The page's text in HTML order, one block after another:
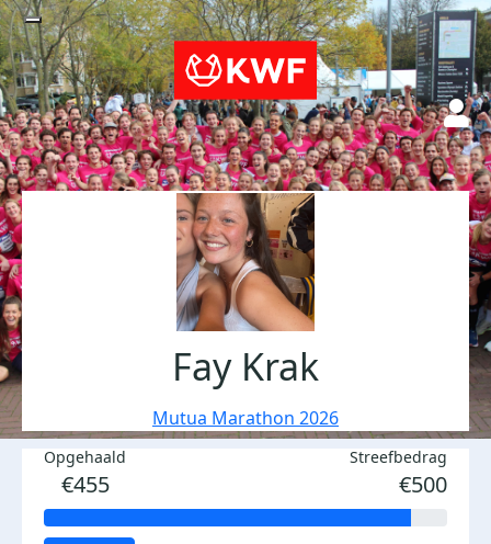
Fay Krak
Mutua Marathon 2026
Opgehaald
€455
Streefbedrag
€500